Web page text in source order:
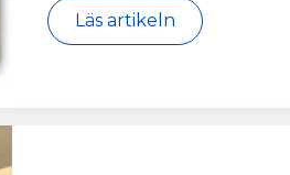
Läs artikeln